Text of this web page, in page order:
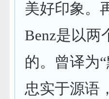
美好印象。
Benz是以两
的。曾译为“
忠实于源语